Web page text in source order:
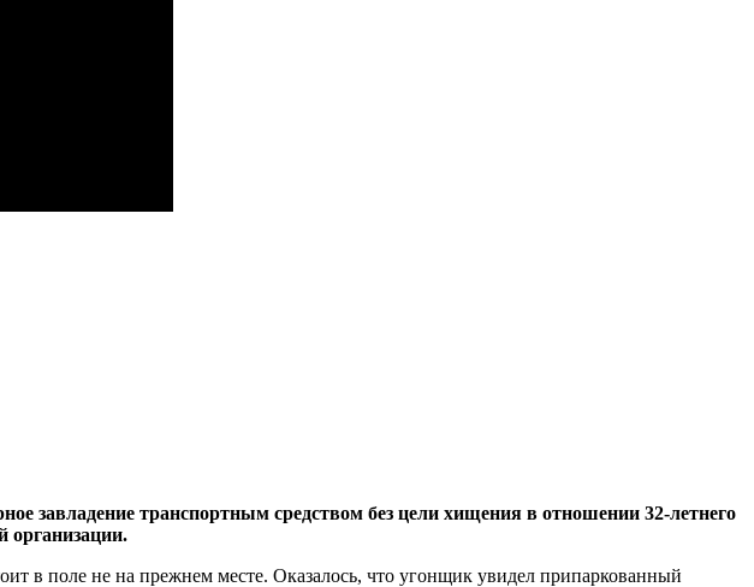
завладение транспортным средством без цели хищения в отношении 32-летнего
организации.
в поле не на прежнем месте. Оказалось, что угонщик увидел припаркованный